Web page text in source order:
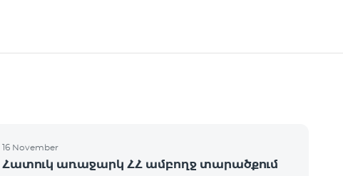
16 November
Հատուկ առաջարկ ՀՀ ամբողջ տարածքում